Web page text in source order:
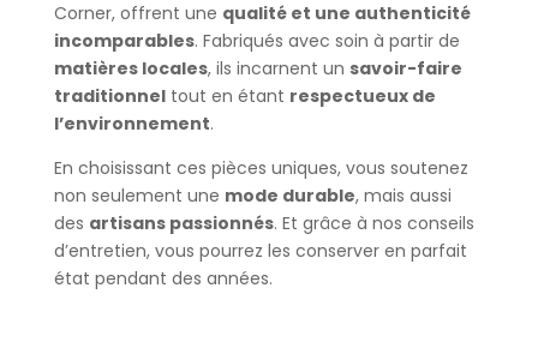
Corner, offrent une qualité et une authenticité
incomparables. Fabriqués avec soin à partir de
matières locales, ils incarnent un savoir-faire
traditionneltout en étant respectueux de
l’environnement.
En choisissant ces pièces uniques, vous soutenez
non seulement une mode durable, mais aussi
des artisans passionnés. Et grâce à nos conseils
d’entretien, vous pourrez les conserver en parfait
état pendant des années.